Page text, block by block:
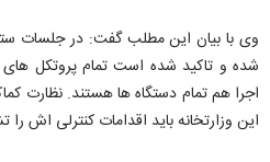
وی با بیان این مطلب گفت: در جلسات
شده و تاکید شده است تمام پروتکل های
اجرا هم تمام دستگاه ها هستند. نظارت
این وزارتخانه باید اقدامات کنترلی اش را